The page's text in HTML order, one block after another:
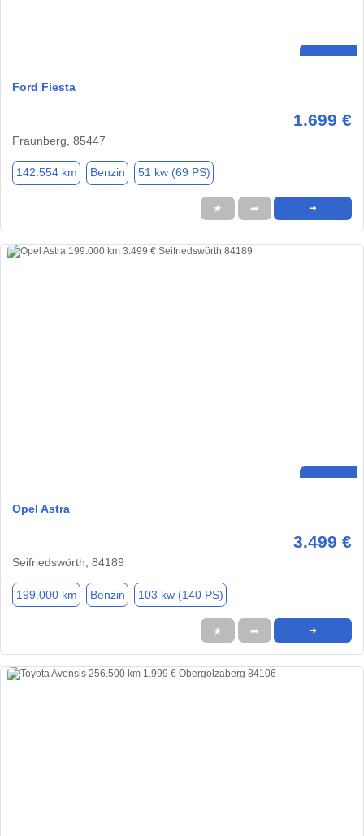
Ford Fiesta
1.699 €
Fraunberg, 85447
142.554 km Benzin 51 kw (69 PS)
★ ➦ ➜
Opel Astra
3.499 €
Seifriedswörth, 84189
199.000 km Benzin 103 kw (140 PS)
★ ➦ ➜